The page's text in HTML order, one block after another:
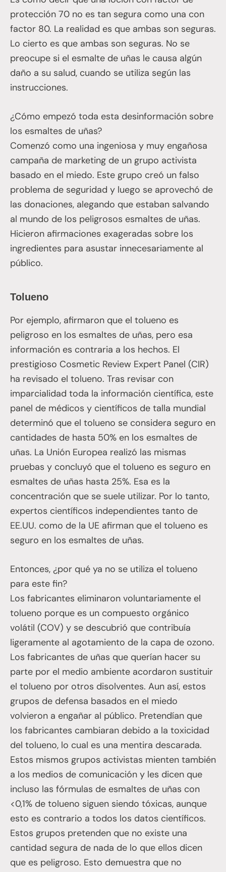
protección 70 no es tan segura como una con
factor 80. La realidad es que ambas son seguras.
Lo cierto es que ambas son seguras. No se
preocupe si el esmalte de uñas le causa algún
daño a su salud, cuando se utiliza según las
instrucciones.
¿Cómo empezó toda esta desinformación sobre
los esmaltes de uñas?
Comenzó como una ingeniosa y muy engañosa
campaña de marketing de un grupo activista
basado en el miedo. Este grupo creó un falso
problema de seguridad y luego se aprovechó de
las donaciones, alegando que estaban salvando
al mundo de los peligrosos esmaltes de uñas.
Hicieron afirmaciones exageradas sobre los
ingredientes para asustar innecesariamente al
público.
Tolueno
Por ejemplo, afirmaron que el tolueno es
peligroso en los esmaltes de uñas, pero esa
información es contraria a los hechos. El
prestigioso Cosmetic Review Expert Panel (CIR)
ha revisado el tolueno. Tras revisar con
imparcialidad toda la información científica, este
panel de médicos y científicos de talla mundial
determinó que el tolueno se considera seguro en
cantidades de hasta 50% en los esmaltes de
uñas. La Unión Europea realizó las mismas
pruebas y concluyó que el tolueno es seguro en
esmaltes de uñas hasta 25%. Esa es la
concentración que se suele utilizar. Por lo tanto,
expertos científicos independientes tanto de
EE.UU. como de la UE afirman que el tolueno es
seguro en los esmaltes de uñas.
Entonces, ¿por qué ya no se utiliza el tolueno
para este fin?
Los fabricantes eliminaron voluntariamente el
tolueno porque es un compuesto orgánico
volátil (COV) y se descubrió que contribuía
ligeramente al agotamiento de la capa de ozono.
Los fabricantes de uñas que querían hacer su
parte por el medio ambiente acordaron sustituir
el tolueno por otros disolventes. Aun así, estos
grupos de defensa basados en el miedo
volvieron a engañar al público. Pretendían que
los fabricantes cambiaran debido a la toxicidad
del tolueno, lo cual es una mentira descarada.
Estos mismos grupos activistas mienten también
a los medios de comunicación y les dicen que
incluso las fórmulas de esmaltes de uñas con
<0,1% de tolueno siguen siendo tóxicas, aunque
esto es contrario a todos los datos científicos.
Estos grupos pretenden que no existe una
cantidad segura de nada de lo que ellos dicen
que es peligroso. Esto demuestra que no